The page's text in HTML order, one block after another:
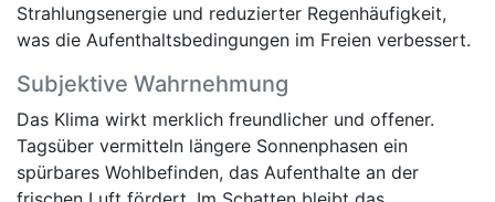
Strahlungsenergie und reduzierter Regenhäufigkeit,
was die Aufenthaltsbedingungen im Freien verbessert.
Subjektive Wahrnehmung
Das Klima wirkt merklich freundlicher und offener.
Tagsüber vermitteln längere Sonnenphasen ein
spürbares Wohlbefinden, das Aufenthalte an der